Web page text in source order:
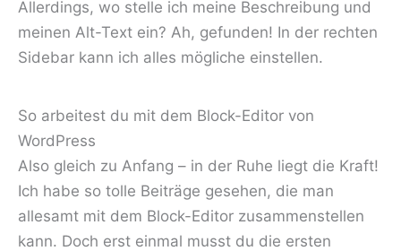
Allerdings, wo stelle ich meine Beschreibung und
meinen Alt-Text ein? Ah, gefunden! In der rechten
Sidebar kann ich alles mögliche einstellen.
So arbeitest du mit dem Block-Editor von
WordPress
Also gleich zu Anfang – in der Ruhe liegt die Kraft!
Ich habe so tolle Beiträge gesehen, die man
allesamt mit dem Block-Editor zusammenstellen
kann. Doch erst einmal musst du die ersten